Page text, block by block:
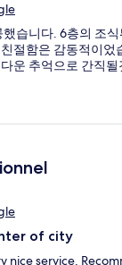
습니다. 6층의 조
절함은 감동적이었
운 추억으로 간직
of city
nice service.